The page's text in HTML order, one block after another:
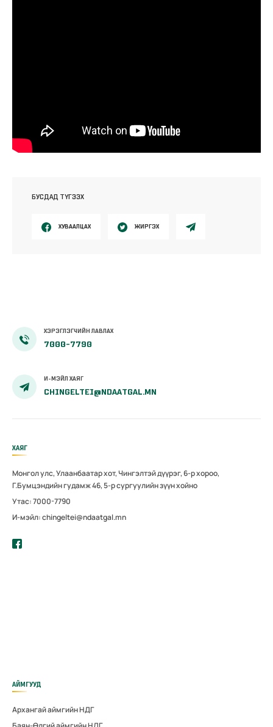
БУСДАД ТҮГЭЭХ
ХУВААЛЦАХ ЖИРГЭХ
ХЭРЭГЛЭГЧИЙН ЛАВЛАХ
7000-7790
И-МЭЙЛ ХАЯГ
CHINGELTEI@NDAATGAL.MN
ХАЯГ
Монгол улс, Улаанбаатар хот, Чингэлтэй дүүрэг, 6-р хороо,
Г.Бумцэндийн гудамж 46, 5-р сургуулийн зүүн хойно
Утас: 7000-7790
И-мэйл: chingeltei@ndaatgal.mn
АЙМГУУД
Архангай аймгийн НДГ